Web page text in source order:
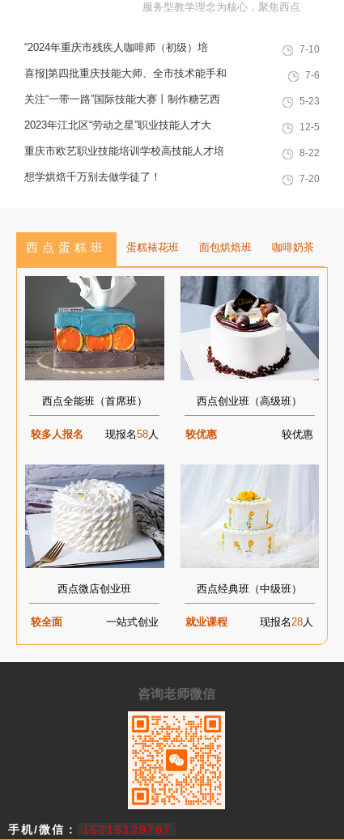
服务型教学理念为核心，聚焦西点
十余载，致力于培养兼具社会责任
感与创新思维的复合型行业高技能
人才，是集技能培训、证书认定、
“2024年重庆市残疾人咖啡师（初级）培
训”职业技能提升计划活动
7-10
喜报|第四批重庆技能大师、全市技术能手和
巴渝青年技能之星名单出炉，重庆欧艺职业
技能培训学校技能人才榜上有名！
7-6
关注“一带一路”国际技能大赛丨制作糖艺西
点，看手艺更考验审美
5-23
2023年江北区“劳动之星”职业技能人才大
赛，我校选手荣获互联网营销师第一名
12-5
重庆市欧艺职业技能培训学校高技能人才培
训基地建设专家指导会会议简报
8-22
想学烘焙千万别去做学徒了！ 7-20
西点蛋糕班 蛋糕裱花班 面包烘焙班 咖啡奶茶
西点全能班（首席班）
较多人报名 现报名58人
西点创业班（高级班）
较优惠 较优惠
西点微店创业班
较全面 一站式创业
西点经典班（中级班）
就业课程 现报名28人
咨询老师微信
手机/微信： 15215129787